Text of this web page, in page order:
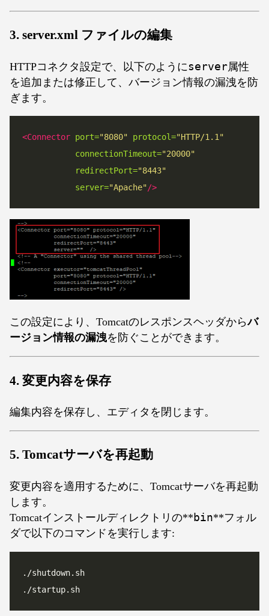
3. server.xml ファイルの編集
HTTPコネクタ設定で、以下のようにserver属性
を追加または修正して、バージョン情報の漏洩を防
ぎます。
<Connector port="8080" protocol="HTTP/1.1"
connectionTimeout="20000"
redirectPort="8443"
server="Apache"/>
この設定により、Tomcatのレスポンスヘッダからバ
ージョン情報の漏洩を防ぐことができます。
4. 変更内容を保存
編集内容を保存し、エディタを閉じます。
5. Tomcatサーバを再起動
変更内容を適用するために、Tomcatサーバを再起動
します。
Tomcatインストールディレクトリの** bin**フォル
ダで以下のコマンドを実行します: